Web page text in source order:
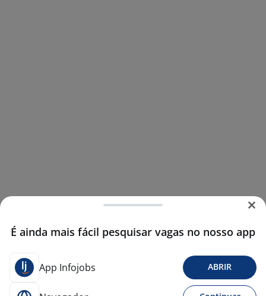
É ainda mais fácil pesquisar vagas no nosso app
App Infojobs ABRIR